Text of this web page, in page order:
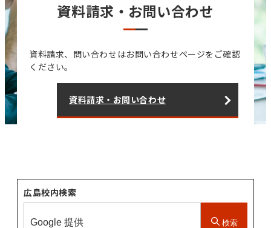
広島校内検索
検索
資料請求・お問い合わせ
資料請求、問い合わせはお問い合わせページをご確認
ください。
資料請求・お問い合わせ